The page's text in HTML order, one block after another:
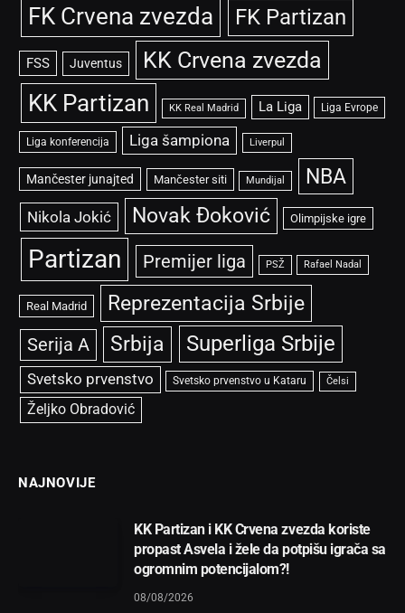
FK Crvena zvezda FK Partizan
FSS Juventus KK Crvena zvezda
KK Partizan KK Real Madrid La Liga Liga Evrope
Liga konferencija Liga šampiona Liverpul
Mančester junajted Mančester siti Mundijal NBA
Nikola Jokić Novak Đoković Olimpijske igre
Partizan Premijer liga PSŽ Rafael Nadal
Real Madrid Reprezentacija Srbije
Serija A Srbija Superliga Srbije
Svetsko prvenstvo Svetsko prvenstvo u Kataru Čelsi
Željko Obradović
NAJNOVIJE
KK Partizan i KK Crvena zvezda koriste
propast Asvela i žele da potpišu igrača sa
ogromnim potencijalom?!
08/08/2026